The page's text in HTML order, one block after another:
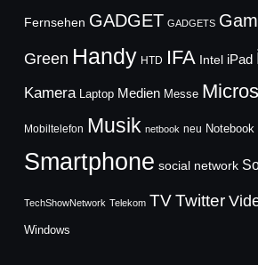
Fernsehen GADGET GADGETS
Green Handy HTD IFA Intel iPad
Kamera Laptop Medien Messe
Mobiltelefon Musik netbook neu Notebook
Smartphone social network
TechShowNetwork Telekom TVTwitter
Windows